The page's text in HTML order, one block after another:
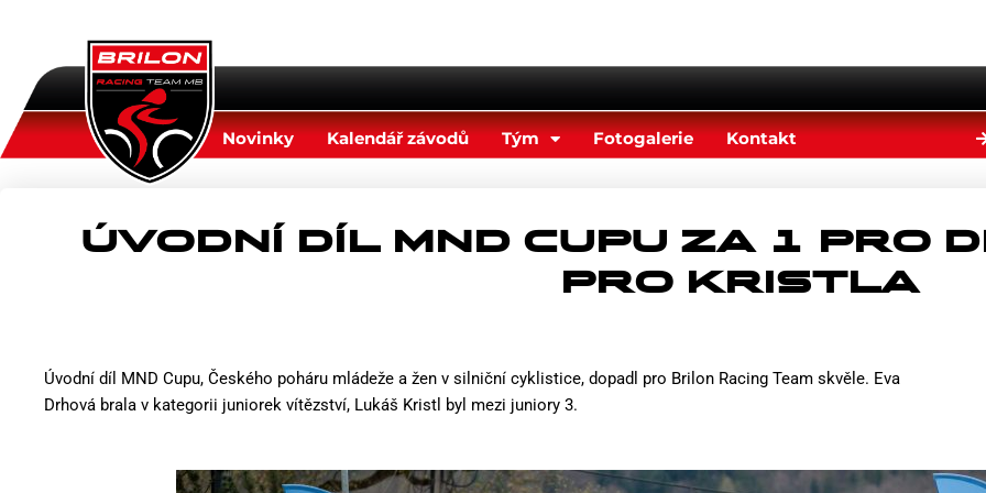
Novinky Kalendář závodů Tým Fotogalerie Kontakt
ÚVODNÍ DÍL MND CUPU ZA 1 PRO
PRO KRISTLA
Úvodní díl MND Cupu, Českého poháru mládeže a žen v silniční cyklistice, dopadl pro Brilon Racing Team skvěle. Eva
Drhová brala v kategorii juniorek vítězství, Lukáš Kristl byl mezi juniory 3.